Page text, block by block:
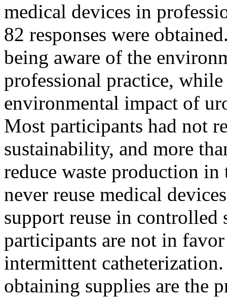
medical devices in
82 responses were
being aware of the
professional practice,
environmental impact of
Most participants had not
sustainability, and more
reduce waste production
never reuse medical
support reuse in
participants are not in
intermittent
obtaining supplies are the